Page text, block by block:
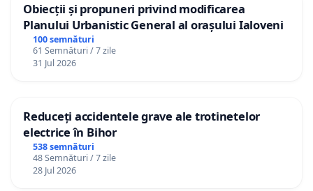
Obiecții și propuneri privind modificarea
Planului Urbanistic General al orașului Ialoveni
100 semnături
61 Semnături / 7 zile
31 Jul 2026
Reduceți accidentele grave ale trotinetelor
electrice în Bihor
538 semnături
48 Semnături / 7 zile
28 Jul 2026